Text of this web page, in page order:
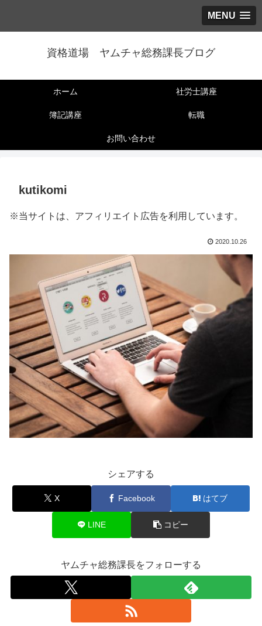
MENU
資格道場 ヤムチャ総務課長ブログ
ホーム 社労士講座
簿記講座 転職
お問い合わせ
kutikomi
※当サイトは、アフィリエイト広告を利用しています。
2020.10.26
シェアする
X Facebook はてブ
LINE コピー
ヤムチャ総務課長をフォローする